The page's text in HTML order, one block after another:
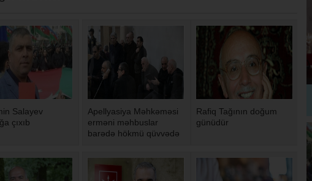
Salayev
çıxıb
Apellyasiya Məhkəməsi
erməni məhbuslar
barədə hökmü qüvvədə
Rafiq Tağının doğum
günüdür